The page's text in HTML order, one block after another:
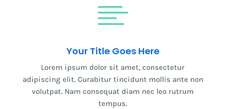

Your Title Goes Here
Lorem ipsum dolor sit amet, consectetur
adipiscing elit. Curabitur tincidunt mollis ante non
volutpat. Nam consequat diam nec leo rutrum
tempus.